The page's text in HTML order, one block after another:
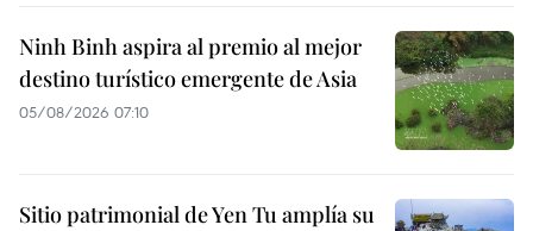
Ninh Binh aspira al premio al mejor
destino turístico emergente de Asia
05/08/2026 07:10
Sitio patrimonial de Yen Tu amplía su